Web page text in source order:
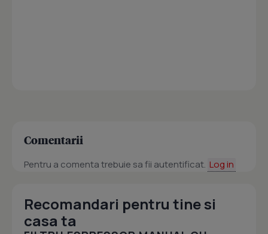
Comentarii
Pentru a comenta trebuie sa fii autentificat. Log in
Recomandari pentru tine si
casa ta